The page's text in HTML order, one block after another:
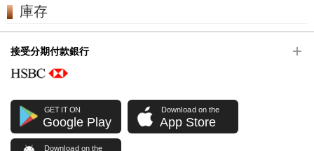
庫存
接受分期付款銀行
GET IT ON
Google Play
Download on the
App Store
Download on the